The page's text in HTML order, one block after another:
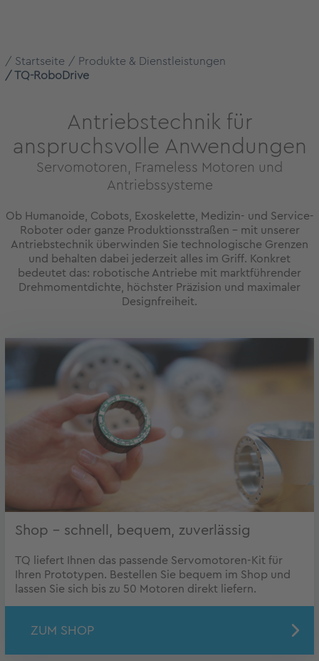
Startseite
Produkte & Dienstleistungen
TQ-RoboDrive
Antriebstechnik für
anspruchsvolle Anwendungen
Servomotoren, Frameless Motoren und
Antriebssysteme
Ob Humanoide, Cobots, Exoskelette, Medizin- und Service-
Roboter oder ganze Produktionsstraßen - mit unserer
Antriebstechnik überwinden Sie technologische Grenzen
und behalten dabei jederzeit alles im Griff. Konkret
bedeutet das: robotische Antriebe mit marktführender
Drehmomentdichte, höchster Präzision und maximaler
Designfreiheit.
Shop – schnell, bequem, zuverlässig
TQ liefert Ihnen das passende Servomotoren-Kit für
Ihren Prototypen. Bestellen Sie bequem im Shop und
lassen Sie sich bis zu 50 Motoren direkt liefern.
ZUM SHOP